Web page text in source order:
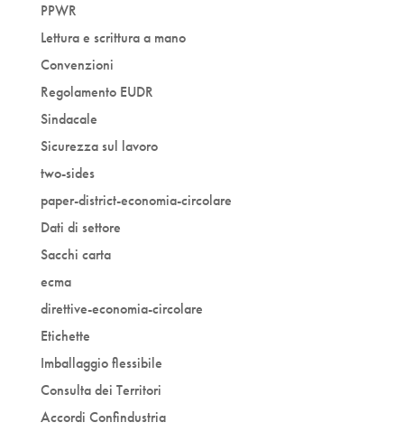
PPWR
Lettura e scrittura a mano
Convenzioni
Regolamento EUDR
Sindacale
Sicurezza sul lavoro
two-sides
paper-district-economia-circolare
Dati di settore
Sacchi carta
ecma
direttive-economia-circolare
Etichette
Imballaggio flessibile
Consulta dei Territori
Accordi Confindustria